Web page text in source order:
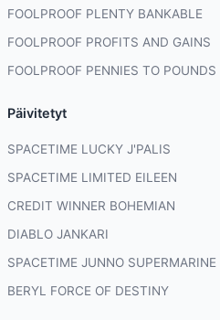
FOOLPROOF PLENTY BANKABLE
FOOLPROOF PROFITS AND GAINS
FOOLPROOF PENNIES TO POUNDS
Päivitetyt
SPACETIME LUCKY J'PALIS
SPACETIME LIMITED EILEEN
CREDIT WINNER BOHEMIAN
DIABLO JANKARI
SPACETIME JUNNO SUPERMARINE
BERYL FORCE OF DESTINY